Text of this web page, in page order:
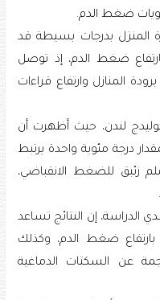
ضغط الدم.
المنزل بدرجات بسيطة قد
ضغط الدم، إذ توصل
المنازل وارتفاع قراءات
لندن، حيث أظهرت أن
درجة مئوية واحدة يرتبط
ضغط الدم بمعدل 0.48 ملم زئبق للضغط الانقباضي،
الدراسة، إن النتائج تساعد
بارتفاع ضغط الدم، وكذلك
عن السكتات الدماغية